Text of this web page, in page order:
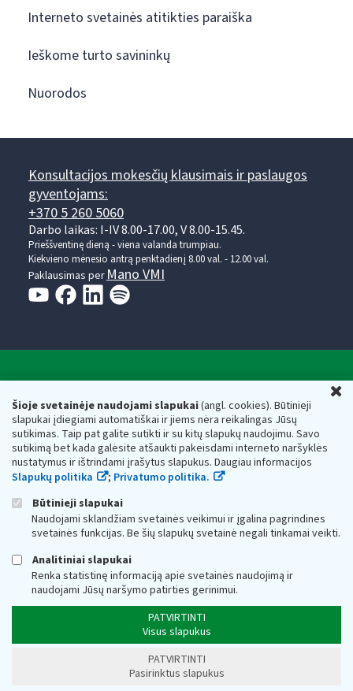
Šioje svetainėje naudojami slapukai(angl. cookies). Būtinieji
slapukai įdiegiami automatiškai ir jiems nėra reikalingas Jūsų
sutikimas. Taip pat galite sutikti ir su kitų slapukų naudojimu. Savo
sutikimą bet kada galėsite atšaukti pakeisdami interneto naršyklės
nustatymus ir ištrindami įrašytus slapukus. Daugiau informacijos
Slapukų politika
; Privatumo politika.
Būtinieji slapukai
Naudojami sklandžiam svetainės veikimui ir įgalina pagrindines
svetainės funkcijas. Be šių slapukų svetainė negali tinkamai veikti.
Analitiniai slapukai
Renka statistinę informaciją apie svetainės naudojimą ir
naudojami Jūsų naršymo patirties gerinimui.
PATVIRTINTI
Visus slapukus
PATVIRTINTI
Pasirinktus slapukus
Interneto svetainės atitikties paraiška
Ieškome turto savininkų
Nuorodos
Konsultacijos mokesčių klausimais ir paslaugos
gyventojams:
+370 5 260 5060
Darbo laikas: I-IV 8.00-17.00, V 8.00-15.45.
Prieššventinę dieną - viena valanda trumpiau.
Kiekvieno mėnesio antrą penktadienį 8.00 val. - 12.00 val.
Paklausimas per Mano VMI
Respublikos finansų ministerijos
Biudžetinė įstaiga. Juridinio asmens kodas — 188659752,
adresas: Vasario 16-osios g. 14, 01107 Vilnius, Lietuva, el.paštas:
vmi@vmi.lt, E. pristatymo dėžutės adresas 188659752
Duomenys apie Valstybinę mokesčių inspekciją prie Lietuvos
Respublikos finansų ministerijos kaupiami ir saugomi Juridinių